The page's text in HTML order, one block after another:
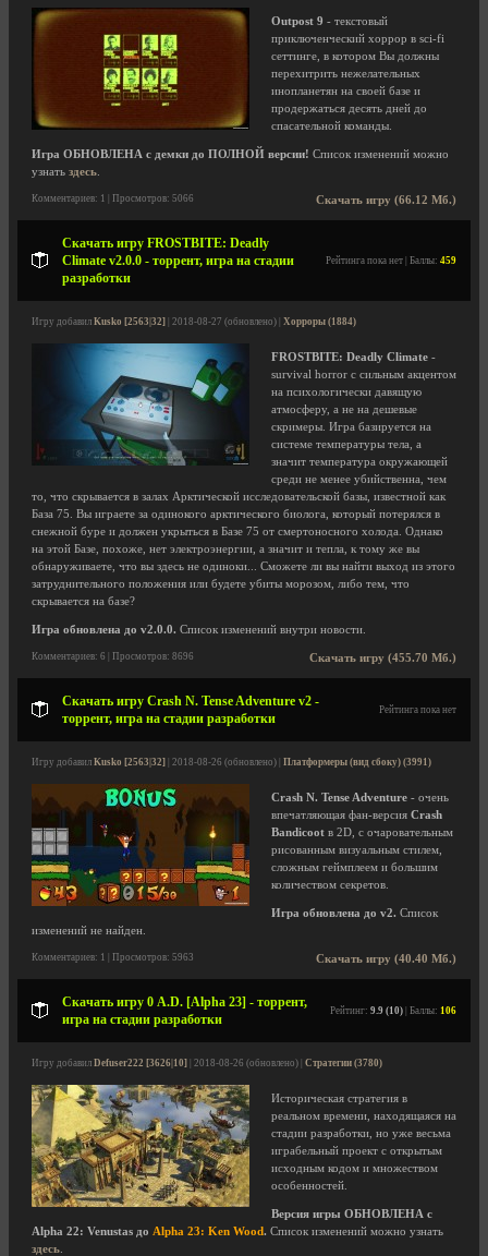
Outpost 9 - текстовый
приключенческий хоррор в sci-fi
сеттинге, в котором Вы должны
перехитрить нежелательных
инопланетян на своей базе и
продержаться десять дней до
спасательной команды.
Игра ОБНОВЛЕНА с демки до ПОЛНОЙ версии! Список изменений можно
узнать здесь
Скачать игру (66.12 Мб.)
Комментариев: 1 | Просмотров: 5066
Скачать игру FROSTBITE: Deadly
Climate v2.0.0 - торрент, игра на стадии
разработки
Рейтинга пока нет | Баллы: 459
Игру добавил Kusko [2563|32] | 2018-08-27 (обновлено) | Хорроры (1884)
FROSTBITE: Deadly Climate -
survival horror с сильным акцентом
на психологически давящую
атмосферу, а не на дешевые
скримеры. Игра базируется на
системе температуры тела, а
значит температура окружающей
среди не менее убийственна, чем
то, что скрывается в залах Арктической исследовательской базы, известной как
База 75. Вы играете за одинокого арктического биолога, который потерялся в
снежной буре и должен укрыться в Базе 75 от смертоносного холода. Однако
на этой Базе, похоже, нет электроэнергии, а значит и тепла, к тому же вы
обнаруживаете, что вы здесь не одиноки... Сможете ли вы найти выход из этого
затруднительного положения или будете убиты морозом, либо тем, что
скрывается на базе?
Игра обновлена до v2.0.0. Список изменений внутри новости.
Скачать игру (455.70 Мб.)
Комментариев: 6 | Просмотров: 8696
Скачать игру Crash N. Tense Adventure v2 -
торрент, игра на стадии разработки
Рейтинга пока нет
Игру добавил Kusko [2563|32] | 2018-08-26 (обновлено) | Платформеры (вид сбоку) (3991)
Crash N. Tense Adventure - очень
впечатляющая фан-версия Crash
Bandicoot в 2D, с очаровательным
рисованным визуальным стилем,
сложным геймплеем и большим
количеством секретов.
Игра обновлена до v2. Список
изменений не найден.
Скачать игру (40.40 Мб.)
Комментариев: 1 | Просмотров: 5963
Скачать игру 0 A.D. [Alpha 23] - торрент,
игра на стадии разработки
Рейтинг: 9.9 (10) | Баллы: 106
Игру добавил Defuser222 [3626|10] | 2018-08-26 (обновлено) | Стратегии (3780)
Историческая стратегия в
реальном времени, находящаяся на
стадии разработки, но уже весьма
играбельный проект с открытым
исходным кодом и множеством
особенностей.
Версия игры ОБНОВЛЕНА с
Alpha 22: Venustas до Alpha 23: Ken Wood. Список изменений можно узнать
здесь